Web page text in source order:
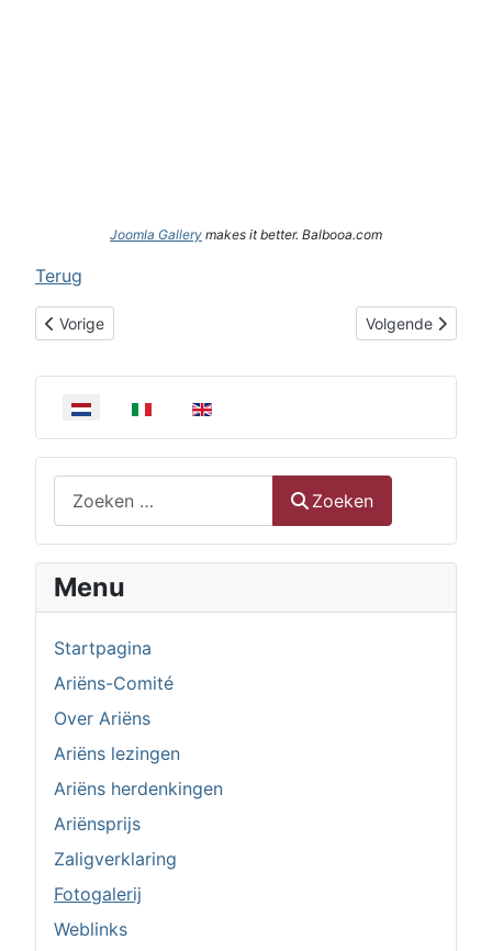
Selecteer de taal
Zoeken
Menu
Startpagina
Ariëns-Comité
Over Ariëns
Ariëns lezingen
Ariëns herdenkingen
Ariënsprijs
Zaligverklaring
Fotogalerij
Weblinks
Joomla Gallery makes it better. Balbooa.com
Terug
Vorig artikel: Fotoreportage uitreiking Ariënsprijs 2019
Vorige Volgende artikel:
Volgende